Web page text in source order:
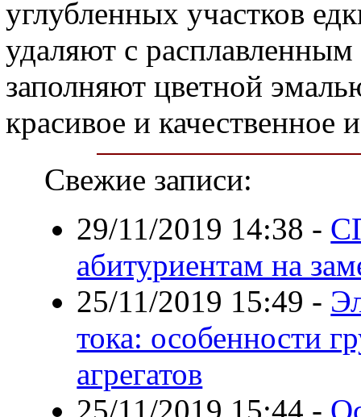
углубленных участков
удаляют с
заполняют цветной
красивое и качественное
Свежие записи:
29/11/2019 14:38 -
абитуриентам на
25/11/2019 15:49 -
тока: особенности
агрегатов
25/11/2019 15:44 -